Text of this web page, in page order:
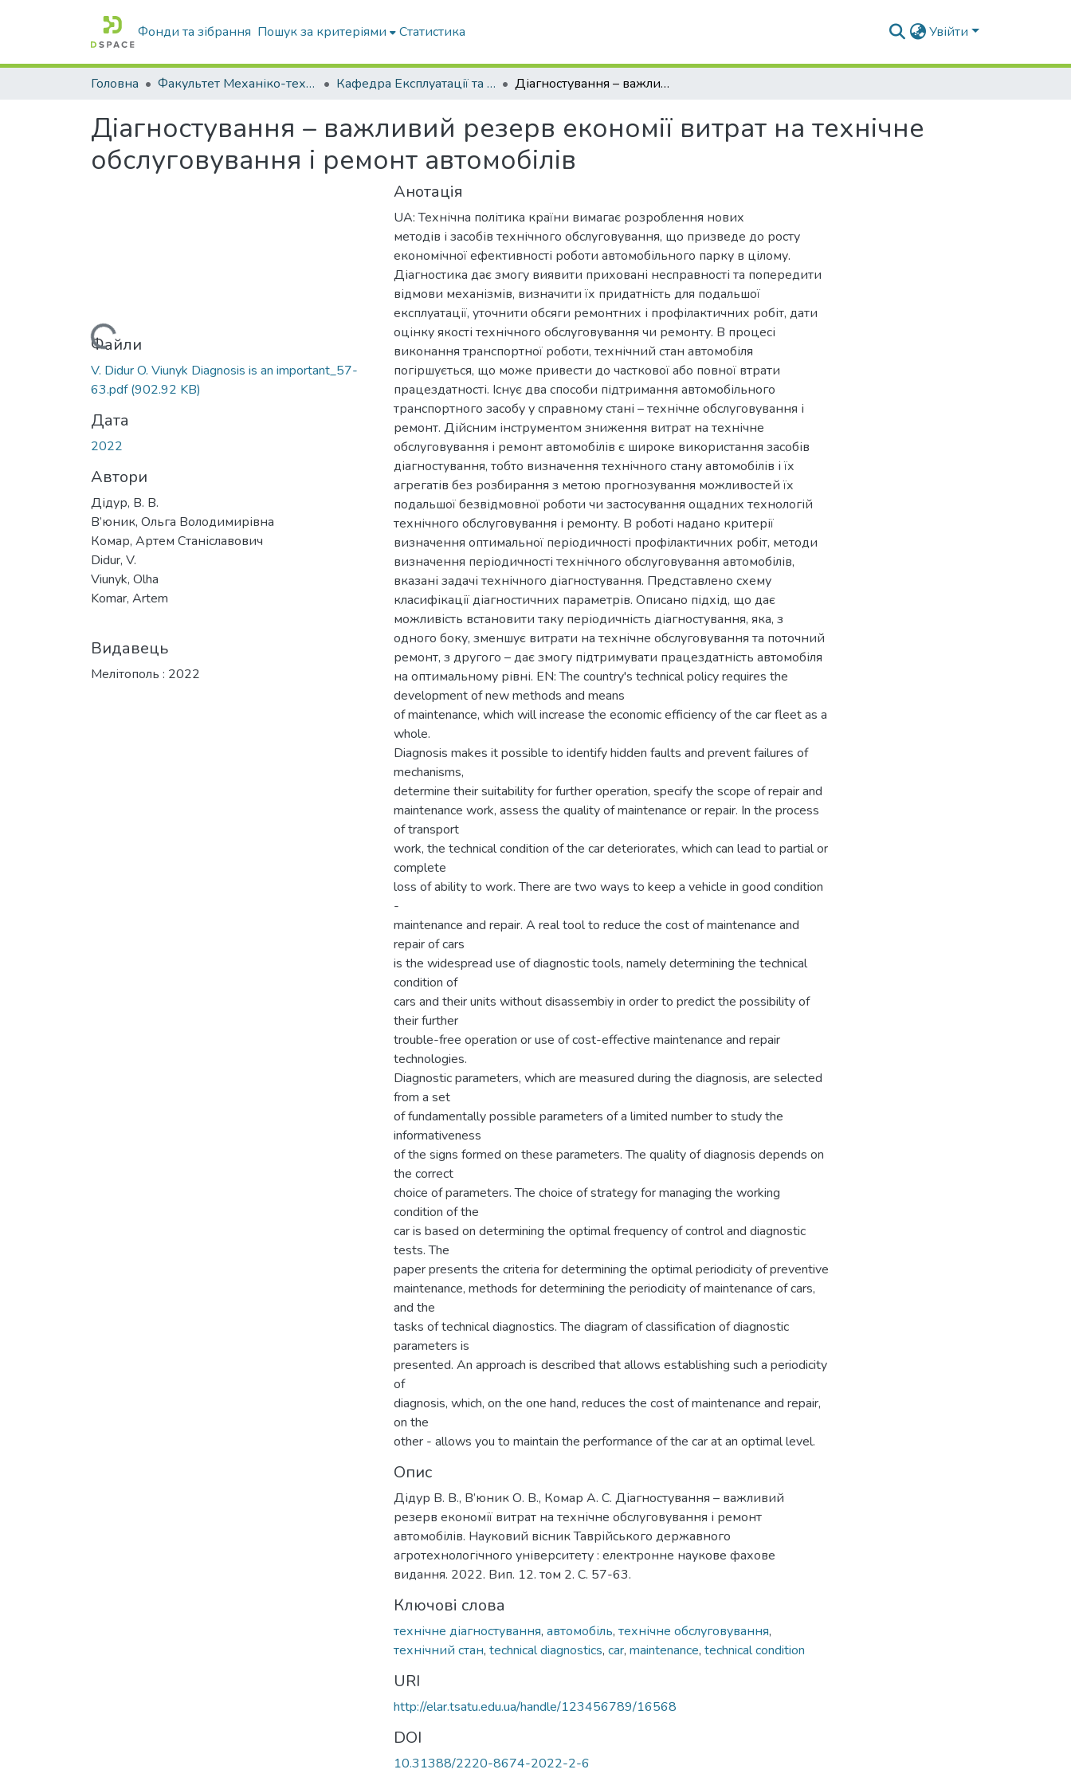
Фонди та зібрання Пошук за критеріями Статистика Увійти
Головна Факультет Механіко-технологічний Кафедра Експлуатації та технічного сервісу машин Діагностування – важливий резерв економії витрат на технічне обслуговування і ремонт автомобілів
Діагностування – важливий резерв економії витрат на технічне
обслуговування і ремонт автомобілів
Вантажиться...
Файли
V. Didur O. Viunyk Diagnosis is an important_57-
63.pdf(902.92 KB)
Дата
2022
Автори
Дідур, В. В.
В’юник, Ольга Володимирівна
Комар, Артем Станіславович
Didur, V.
Viunyk, Olha
Komar, Artem
Видавець
Мелітополь : 2022
Анотація
UA: Технічна політика країни вимагає розроблення нових
методів і засобів технічного обслуговування, що призведе до росту
економічної ефективності роботи автомобільного парку в цілому.
Діагностика дає змогу виявити приховані несправності та попередити
відмови механізмів, визначити їх придатність для подальшої
експлуатації, уточнити обсяги ремонтних і профілактичних робіт, дати
оцінку якості технічного обслуговування чи ремонту. В процесі
виконання транспортної роботи, технічний стан автомобіля
погіршується, що може привести до часткової або повної втрати
працездатності. Існує два способи підтримання автомобільного
транспортного засобу у справному стані – технічне обслуговування і
ремонт. Дійсним інструментом зниження витрат на технічне
обслуговування і ремонт автомобілів є широке використання засобів
діагностування, тобто визначення технічного стану автомобілів і їх
агрегатів без розбирання з метою прогнозування можливостей їх
подальшої безвідмовної роботи чи застосування ощадних технологій
технічного обслуговування і ремонту. В роботі надано критерії
визначення оптимальної періодичності профілактичних робіт, методи
визначення періодичності технічного обслуговування автомобілів,
вказані задачі технічного діагностування. Представлено схему
класифікації діагностичних параметрів. Описано підхід, що дає
можливість встановити таку періодичність діагностування, яка, з
одного боку, зменшує витрати на технічне обслуговування та поточний
ремонт, з другого – дає змогу підтримувати працездатність автомобіля
на оптимальному рівні. EN: The country's technical policy requires the
development of new methods and means
of maintenance, which will increase the economic efficiency of the car fleet as a
whole.
Diagnosis makes it possible to identify hidden faults and prevent failures of
mechanisms,
determine their suitability for further operation, specify the scope of repair and
maintenance work, assess the quality of maintenance or repair. In the process
of transport
work, the technical condition of the car deteriorates, which can lead to partial or
complete
loss of ability to work. There are two ways to keep a vehicle in good condition
-
maintenance and repair. A real tool to reduce the cost of maintenance and
repair of cars
is the widespread use of diagnostic tools, namely determining the technical
condition of
cars and their units without disassembiy in order to predict the possibility of
their further
trouble-free operation or use of cost-effective maintenance and repair
technologies.
Diagnostic parameters, which are measured during the diagnosis, are selected
from a set
of fundamentally possible parameters of a limited number to study the
informativeness
of the signs formed on these parameters. The quality of diagnosis depends on
the correct
choice of parameters. The choice of strategy for managing the working
condition of the
car is based on determining the optimal frequency of control and diagnostic
tests. The
paper presents the criteria for determining the optimal periodicity of preventive
maintenance, methods for determining the periodicity of maintenance of cars,
and the
tasks of technical diagnostics. The diagram of classification of diagnostic
parameters is
presented. An approach is described that allows establishing such a periodicity
of
diagnosis, which, on the one hand, reduces the cost of maintenance and repair,
on the
other - allows you to maintain the performance of the car at an optimal level.
Опис
Дідур В. В., В’юник О. В., Комар А. С. Діагностування – важливий
резерв економії витрат на технічне обслуговування і ремонт
автомобілів. Науковий вісник Таврійського державного
агротехнологічного університету : електронне наукове фахове
видання. 2022. Вип. 12. том 2. C. 57-63.
Ключові слова
технічне діагностування, автомобіль, технічне обслуговування,
технічний стан, technical diagnostics, car, maintenance, technical condition
URI
http://elar.tsatu.edu.ua/handle/123456789/16568
DOI
10.31388/2220-8674-2022-2-6